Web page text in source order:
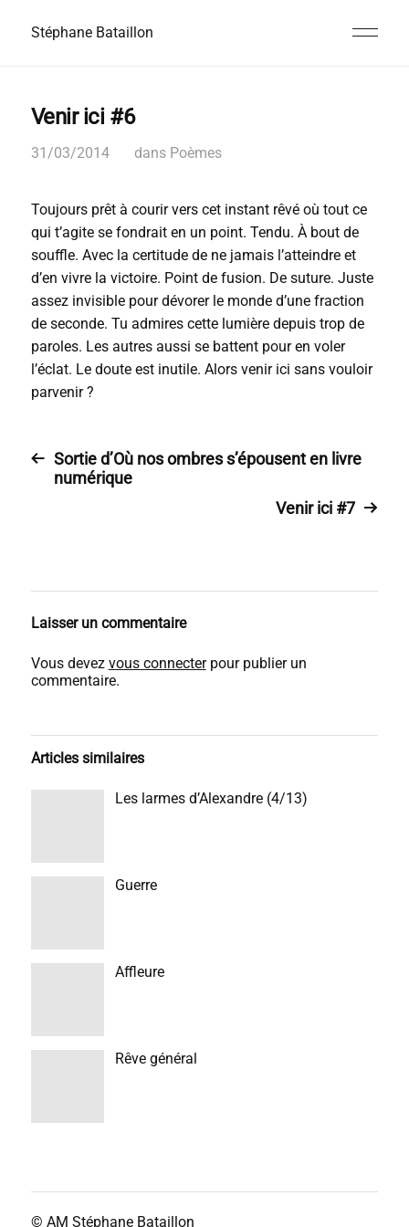
Stéphane Bataillon
Venir ici #6
31/03/2014 dans Poèmes
Toujours prêt à courir vers cet instant rêvé où tout ce
qui t’agite se fondrait en un point. Tendu. À bout de
souffle. Avec la certitude de ne jamais l’atteindre et
d’en vivre la victoire. Point de fusion. De suture. Juste
assez invisible pour dévorer le monde d’une fraction
de seconde. Tu admires cette lumière depuis trop de
paroles. Les autres aussi se battent pour en voler
l’éclat. Le doute est inutile. Alors venir ici sans vouloir
parvenir ?
Sortie d’Où nos ombres s’épousent en livre
numérique
Venir ici #7
Laisser un commentaire
Vous devez vous connecterpour publier un
commentaire.
Articles similaires
Les larmes d’Alexandre (4/13)
Guerre
Affleure
Rêve général
© AM Stéphane Bataillon